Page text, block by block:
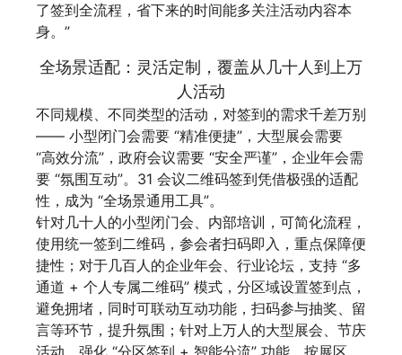
了签到全流程，省下来的时间能多关注活动内容本
身。”
全场景适配：灵活定制，覆盖从几十人到上万
人活动
不同规模、不同类型的活动，对签到的需求千差万别
—— 小型闭门会需要 “精准便捷”，大型展会需要
“高效分流”，政府会议需要 “安全严谨”，企业年会需
要 “氛围互动”。31 会议二维码签到凭借极强的适配
性，成为 “全场景通用工具”。
针对几十人的小型闭门会、内部培训，可简化流程，
使用统一签到二维码，参会者扫码即入，重点保障便
捷性；对于几百人的企业年会、行业论坛，支持 “多
通道 + 个人专属二维码” 模式，分区域设置签到点，
避免拥堵，同时可联动互动功能，扫码参与抽奖、留
言等环节，提升氛围；针对上万人的大型展会、节庆
活动，强化 “分区签到 + 智能分流” 功能，按展区、